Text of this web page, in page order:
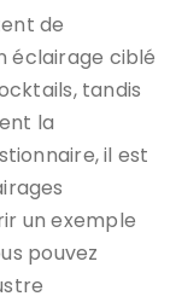
de
éclairage ciblé
tandis
la
il est
un exemple
pouvez